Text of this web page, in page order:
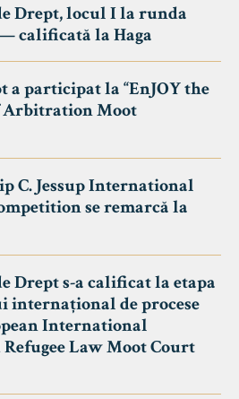
Drept, locul I la runda
calificată la Haga
a participat la “EnJOY the
Arbitration Moot
C. Jessup International
se remarcă la
Drept s-a calificat la etapa
internațional de procese
International
Law Moot Court